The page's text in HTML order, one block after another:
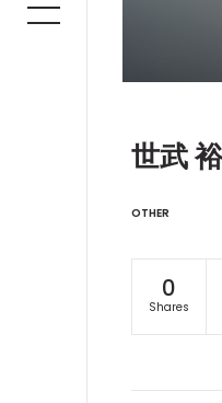
世武
OTHER
0
Shares